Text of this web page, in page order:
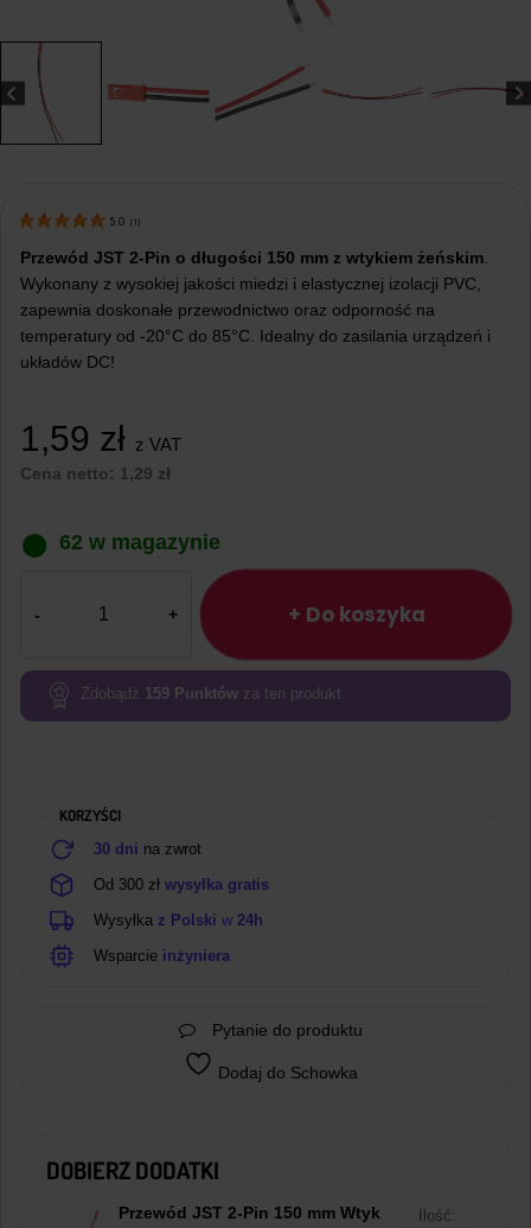
5.0 (1)
Przewód JST 2-Pin o długości 150 mm z wtykiem żeńskim
Wykonany z wysokiej jakości miedzi i elastycznej izolacji PVC,
zapewnia doskonałe przewodnictwo oraz odporność na
temperatury od -20°C do 85°C. Idealny do zasilania urządzeń i
układów DC!
1,59 zł z VAT
Cena netto: 1,29 zł
62 w magazynie
150
+ Do koszyka
Zdobądź 159 Punktów za ten produkt.
KORZYŚCI
30 dni na zwrot
Od 300 zł wysyłka gratis
Wysyłka z Polski w 24h
Wsparcie inżyniera
Pytanie do produktu
Dodaj do Schowka
DOBIERZ DODATKI
Przewód JST 2-Pin 150 mm Wtyk
Ilość: